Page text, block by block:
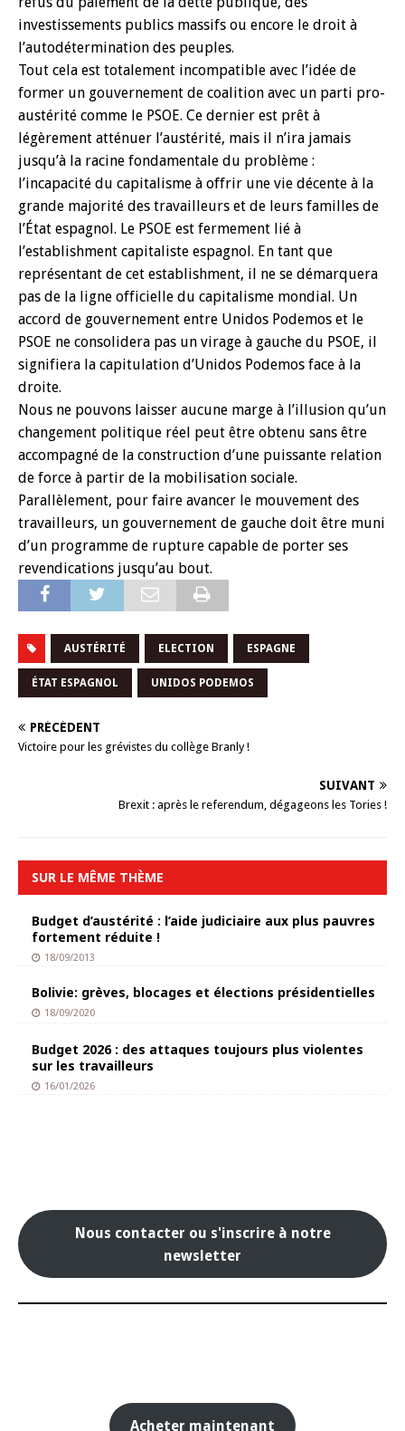
investissements publics massifs ou encore le droit à
l’autodétermination des peuples.
Tout cela est totalement incompatible avec l’idée de
former un gouvernement de coalition avec un parti pro-
austérité comme le PSOE. Ce dernier est prêt à
légèrement atténuer l’austérité, mais il n’ira jamais
jusqu’à la racine fondamentale du problème :
l’incapacité du capitalisme à offrir une vie décente à la
grande majorité des travailleurs et de leurs familles de
l’État espagnol. Le PSOE est fermement lié à
l’establishment capitaliste espagnol. En tant que
représentant de cet establishment, il ne se démarquera
pas de la ligne officielle du capitalisme mondial. Un
accord de gouvernement entre Unidos Podemos et le
PSOE ne consolidera pas un virage à gauche du PSOE, il
signifiera la capitulation d’Unidos Podemos face à la
droite.
Nous ne pouvons laisser aucune marge à l’illusion qu’un
changement politique réel peut être obtenu sans être
accompagné de la construction d’une puissante relation
de force à partir de la mobilisation sociale.
Parallèlement, pour faire avancer le mouvement des
travailleurs, un gouvernement de gauche doit être muni
d’un programme de rupture capable de porter ses
revendications jusqu’au bout.
AUSTÉRITÉ ELECTION ESPAGNE
ÉTAT ESPAGNOL UNIDOS PODEMOS
PRÉCÉDENT
Victoire pour les grévistes du collège Branly !
SUIVANT
Brexit : après le referendum, dégageons les Tories !
SUR LE MÊME THÈME
Budget d’austérité : l’aide judiciaire aux plus pauvres
fortement réduite !
18/09/2013
Bolivie: grèves, blocages et élections présidentielles
18/09/2020
Budget 2026 : des attaques toujours plus violentes
sur les travailleurs
16/01/2026
Nous contacter ou s'inscrire à notre
newsletter
Acheter maintenant